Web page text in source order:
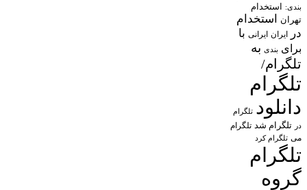
بندی: استخدام
تهران
استخدام
در
ایران ایرانی با
برای بندی به
تلگرام/
تلگرام
دانلود تلگرام
در تلگرام شد تلگرام
می تلگرام کرد
تلگرام
گروه